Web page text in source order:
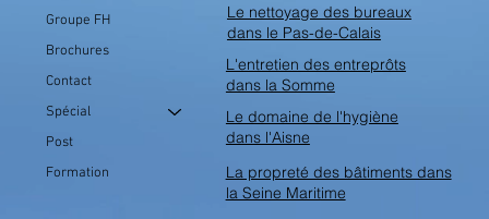
Groupe FH
Brochures
Contact
Spécial
Post
Formation
Le nettoyage des bureaux
dans le Pas-de-Calais
L'entretien des entreprôts
dans la Somme
Le domaine de l'hygiène
dans l'Aisne
La propreté des bâtiments dans
la Seine Maritime